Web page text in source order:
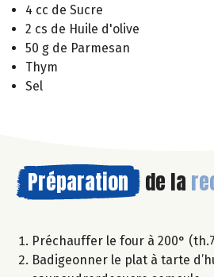
4 cc de Sucre
2 cs de Huile d'olive
50 g de Parmesan
Thym
Sel
Préparation de la
Préchauffer le four à 200°
Badigeonner le plat à tarte